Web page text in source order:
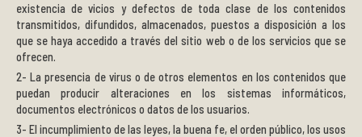
existencia de vicios y defectos de toda clase de los contenidos
transmitidos, difundidos, almacenados, puestos a disposición a los
que se haya accedido a través del sitio web o de los servicios que se
ofrecen.
La presencia de virus o de otros elementos en los contenidos que
puedan producir alteraciones en los sistemas informáticos,
documentos electrónicos o datos de los usuarios.
El incumplimiento de las leyes, la buena fe, el orden público, los usos